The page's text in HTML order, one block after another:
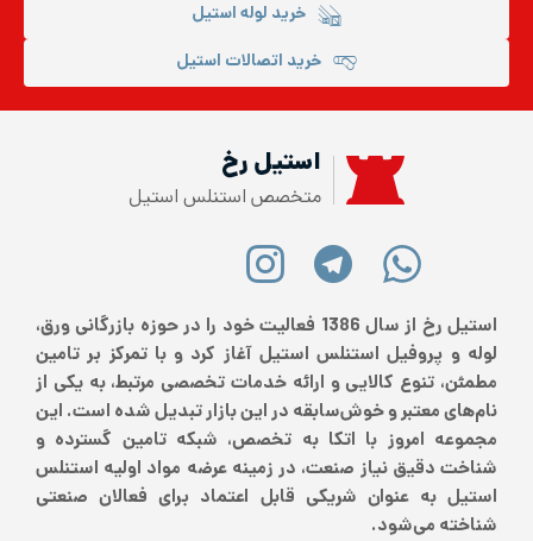
خرید لوله استیل
خرید اتصالات استیل
استیل رخ
متخصص استنلس استیل
استیل رخ از سال 1386 فعالیت خود را در حوزه بازرگانی ورق،
لوله و پروفیل استنلس استیل آغاز کرد و با تمرکز بر تامین
مطمئن، تنوع کالایی و ارائه خدمات تخصصی مرتبط، به یکی از
نام‌های معتبر و خوش‌سابقه در این بازار تبدیل شده است. این
مجموعه امروز با اتکا به تخصص، شبکه تامین گسترده و
شناخت دقیق نیاز صنعت، در زمینه عرضه مواد اولیه استنلس
استیل به عنوان شریکی قابل اعتماد برای فعالان صنعتی
شناخته می‌شود.